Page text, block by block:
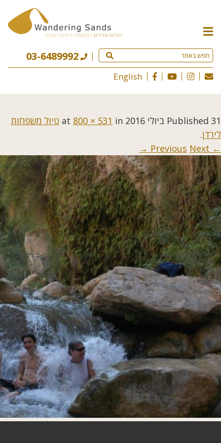
תפריט
האתר
03-6489992
English
Published 31 ביולי 2016 800 × 531 in
טיול משפחות
לירדן.
← Previous
Next →